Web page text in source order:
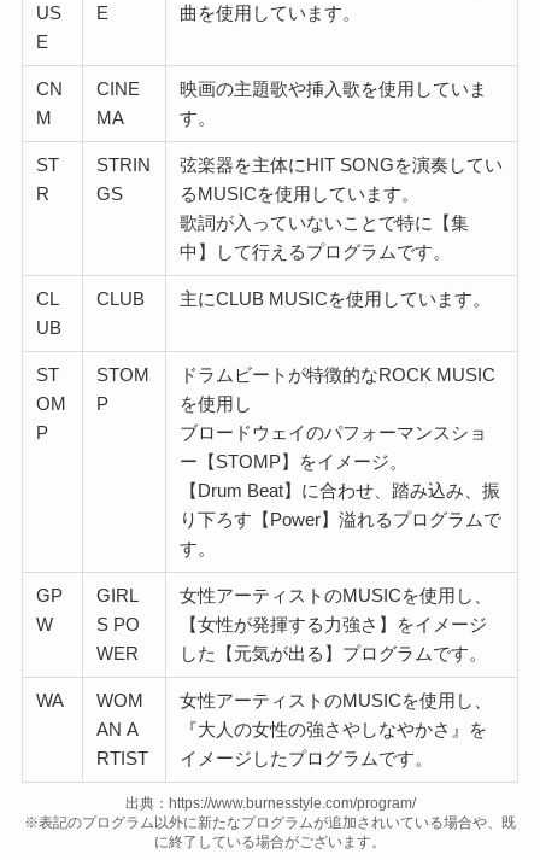
US
E
E
曲を使用しています。
CN
M
CINE
MA
映画の主題歌や挿入歌を使用していま
す。
ST
R
STRIN
GS
弦楽器を主体にHIT SONGを演奏してい
るMUSICを使用しています。
歌詞が入っていないことで特に【集
中】して行えるプログラムです。
CL
UB
CLUB 主にCLUB MUSICを使用しています。
ST
OM
P
STOM
P
ドラムビートが特徴的なROCK MUSIC
を使用し
ブロードウェイのパフォーマンスショ
ー【STOMP】をイメージ。
【Drum Beat】に合わせ、踏み込み、振
り下ろす【Power】溢れるプログラムで
す。
GP
W
GIRL
S PO
WER
女性アーティストのMUSICを使用し、
【女性が発揮する力強さ】をイメージ
した【元気が出る】プログラムです。
WA
WOM
AN A
RTIST
女性アーティストのMUSICを使用し、
『大人の女性の強さやしなやかさ』を
イメージしたプログラムです。
出典：https://www.burnesstyle.com/program/
※表記のプログラム以外に新たなプログラムが追加されいている場合や、既
に終了している場合がございます。